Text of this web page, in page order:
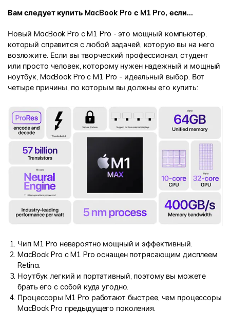
Вам следует купить MacBook Pro с M1 Pro, если…
Новый MacBook Pro с M1 Pro - это мощный компьютер,
который справится с любой задачей, которую вы на него
возложите. Если вы творческий профессионал, студент
или просто человек, которому нужен надежный и мощный
ноутбук, MacBook Pro с M1 Pro - идеальный выбор. Вот
четыре причины, по которым вы должны его купить:
Чип M1 Pro невероятно мощный и эффективный.
MacBook Pro с M1 Pro оснащен потрясающим дисплеем
Retina.
Ноутбук легкий и портативный, поэтому вы можете
брать его с собой куда угодно.
Процессоры M1 Pro работают быстрее, чем процессоры
MacBook Pro предыдущего поколения.